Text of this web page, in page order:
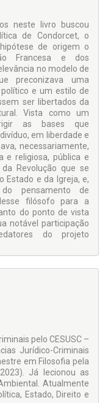
neste livro buscou
de Condorcet, o
de origem o
Francesa e dos
no modelo de
preconizava uma
e um estilo de
ser libertados da
Vista como um
as bases que
em liberdade e
necessariamente,
e religiosa, pública e
Revolução que se
Estado e da Igreja, e,
do pensamento de
filósofo para a
do ponto de vista
notável participação
do projeto
pelo CESUSC –
Jurídico-Criminais
em Filosofia pela
Já lecionou as
Atualmente
Estado, Direito e